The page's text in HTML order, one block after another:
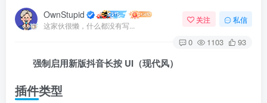
OwnStupid
这家伙很懒，什么都没有写...
关注 私信
0 1103 93
强制启用新版抖音长按 UI（现代风）
插件类型登录